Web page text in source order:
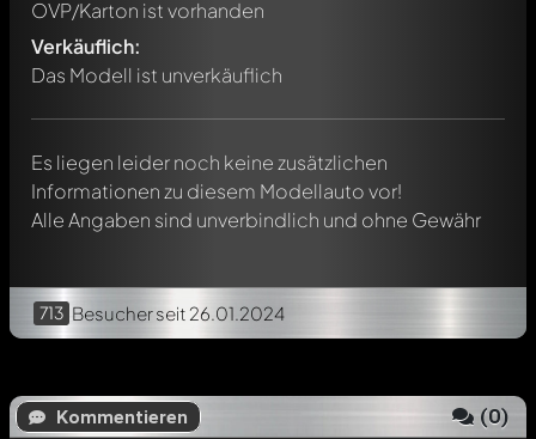
OVP/Karton ist vorhanden
Verkäuflich:
Das Modell ist unverkäuflich
Es liegen leider noch keine zusätzlichen
Informationen zu diesem Modellauto vor!
Alle Angaben sind unverbindlich und ohne Gewähr
713 Besucherseit 26.01.2024
Kommentieren (0)
Jeder Kommentar kann von allen Mitgliedern diskutiert
werden. Es ist wie ein Chat.
Erwähne andere Modelly-Mitglieder durch die
automatisch darüber informiert.